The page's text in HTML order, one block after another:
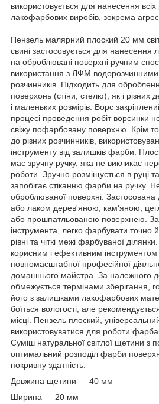
використовується для нанесення всіх
лакофарбових виробів, зокрема
Пензель малярний плоский 20 мм
свині застосовується для нанесення
на оброблювані поверхні ручним
використання з ЛФМ водорозчинними
розчинників. Підходить для
поверхонь (стіни, стелю), як і різних
і маленьких розмірів. Ворс
процесі проведення робіт ворсинки
свіжу пофарбовану поверхню. Крім
до різних розчинників,
інструменту від залишків фарби.
має зручну ручку, яка не викликає
роботи. Зручно розміщується в руці
запобігає стіканню фарби на ручку.
оброблюваної поверхні.
або лаком дерев'яною, кам'яною,
або прошпатльованою поверхнею.
інструмента, легко фарбувати точно
рівні та чіткі межі фарбуваної
корисним і ефективним інструментом
повномасштабної професійної
домашнього майстра. За належного
обмежується термінами зберігання,
його з залишками лакофарбових
боїться вологості, але
місці. Пензель плоский,
використовуватися для роботи
Суміш натуральної світлої щетини з
оптимальний розподіл фарби
покривну здатність.
Довжина щетини — 40 мм
Ширина — 20 мм